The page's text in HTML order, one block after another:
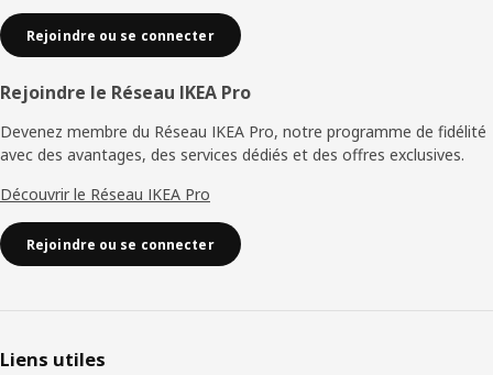
Rejoindre ou se connecter
Rejoindre le Réseau IKEA Pro
Devenez membre du Réseau IKEA Pro, notre programme de fidélité
avec des avantages, des services dédiés et des offres exclusives.
Découvrir le Réseau IKEA Pro
Rejoindre ou se connecter
Liens utiles